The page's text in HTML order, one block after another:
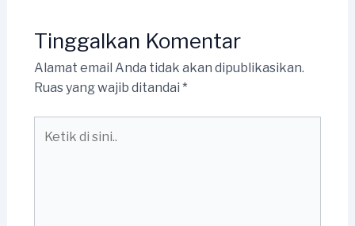
Tinggalkan Komentar
Alamat email Anda tidak akan dipublikasikan.
Ruas yang wajib ditandai *